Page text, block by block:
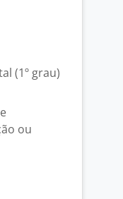
(1º grau)
ou